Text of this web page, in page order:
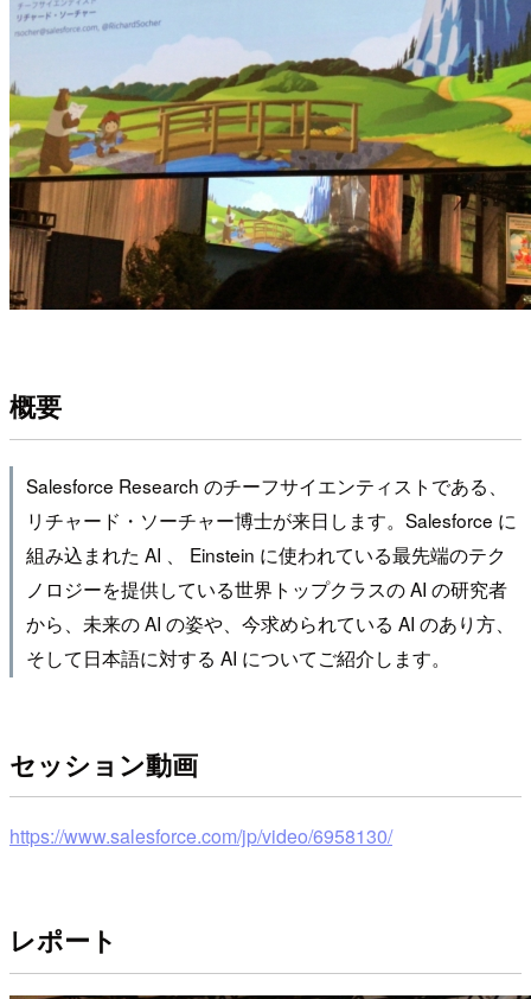
概要
Salesforce Research のチーフサイエンティストである、
リチャード・ソーチャー博士が来日します。Salesforce に
組み込まれた AI 、 Einstein に使われている最先端のテク
ノロジーを提供している世界トップクラスの AI の研究者
から、未来の AI の姿や、今求められている AI のあり方、
そして日本語に対する AI についてご紹介します。
セッション動画
https://www.salesforce.com/jp/video/6958130/
レポート